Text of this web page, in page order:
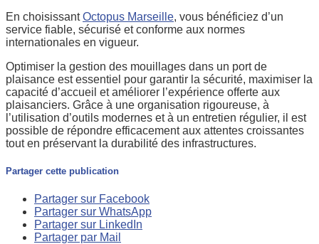
En choisissantOctopus Marseille, vous bénéficiez d’un
service fiable, sécurisé et conforme aux normes
internationales en vigueur.
Optimiser la gestion des mouillages dans un port de
plaisance est essentiel pour garantir la sécurité, maximiser la
capacité d’accueil et améliorer l’expérience offerte aux
plaisanciers. Grâce à une organisation rigoureuse, à
l’utilisation d’outils modernes et à un entretien régulier, il est
possible de répondre efficacement aux attentes croissantes
tout en préservant la durabilité des infrastructures.
Partager cette publication
Partager sur Facebook
Partager sur WhatsApp
Partager sur LinkedIn
Partager par Mail